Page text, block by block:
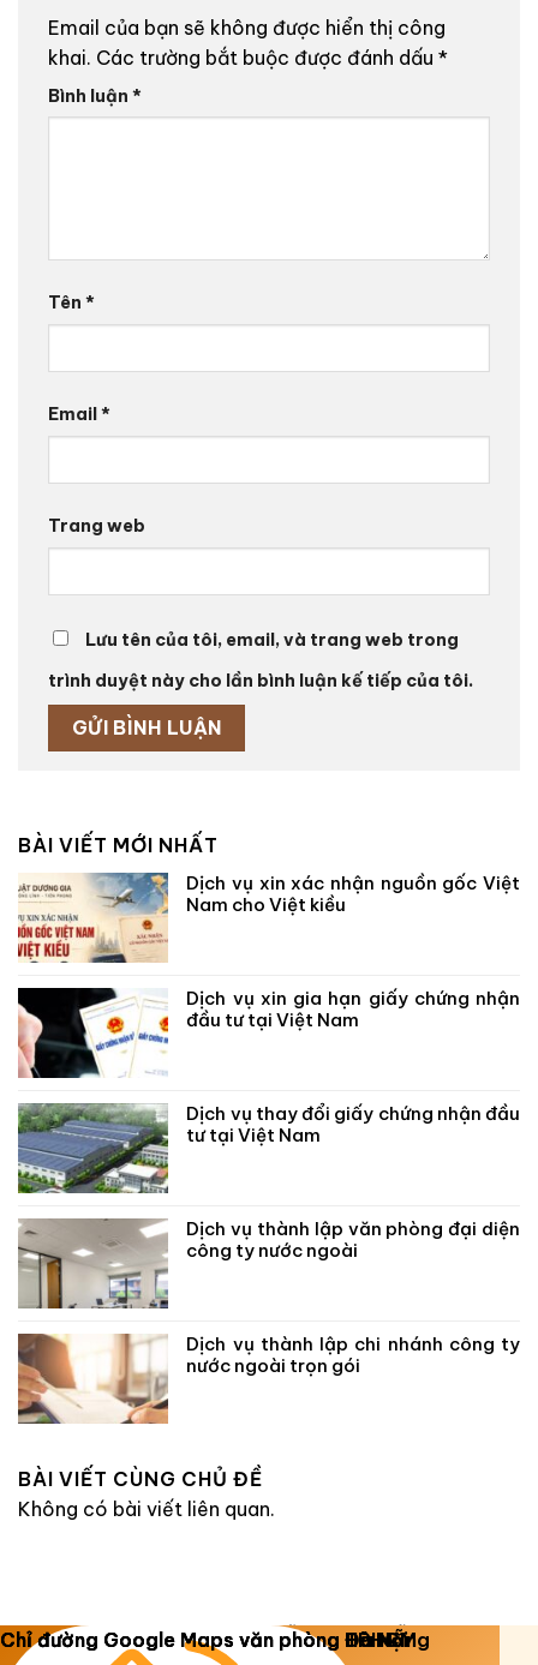
Email của bạn sẽ không được hiển thị công
khai. Các trường bắt buộc được đánh dấu *
Bình luận *
Tên *
Email*
Trang web
Lưu tên của tôi, email, và trang web trong
trình duyệt này cho lần bình luận kế tiếp của tôi.
BÀI VIẾT MỚI NHẤT
Dịch vụ xin xác nhận nguồn gốc Việt
Nam cho Việt kiều
Dịch vụ xin gia hạn giấy chứng nhận
đầu tư tại Việt Nam
Dịch vụ thay đổi giấy chứng nhận đầu
tư tại Việt Nam
Dịch vụ thành lập văn phòng đại diện
công ty nước ngoài
Dịch vụ thành lập chi nhánh công ty
nước ngoài trọn gói
BÀI VIẾT CÙNG CHỦ ĐỀ
Không có bài viết liên quan.
Copyright 2026 © Luật Dương Gia